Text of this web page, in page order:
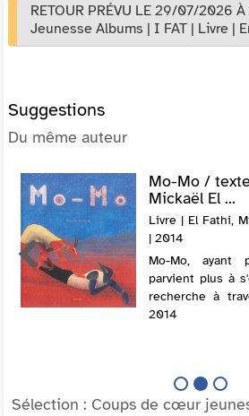
RETOUR PRÉVU LE 29/07/2026 À
Jeunesse Albums | I FAT | Livre |
Suggestions
Du même auteur
Mo-Mo /
Mickaël El ...
Livre | El Fathi,
| 2014
Mo-Mo, ayant
parvient plus à
recherche à
2014
Sélection : Coups de cœur